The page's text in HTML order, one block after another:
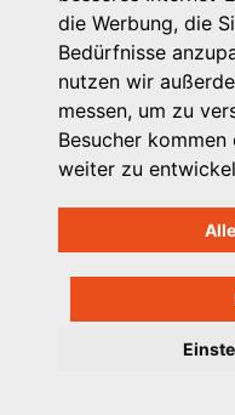
die Werbung, die
Bedürfnisse
nutzen wir
messen, um zu
Besucher
weiter zu
Michaelkirchstr. 17/18
10179 Berlin
Telefon: 030 – 58 58 17
E-Mail: info@vpk.de
Mehr Informationen:
Hilfe
Datenschutzhinweis